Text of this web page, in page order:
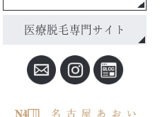
医療脱毛専門サイト